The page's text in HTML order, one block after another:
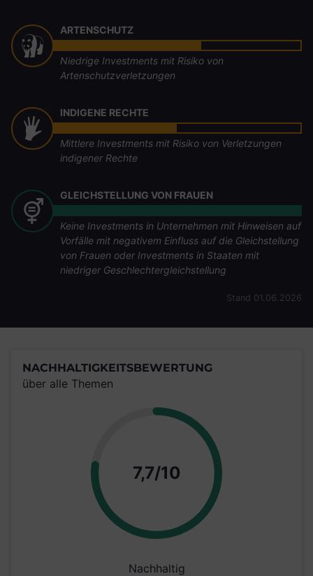
ARTENSCHUTZ
Niedrige Investments mit Risiko von
Artenschutzverletzungen
INDIGENE RECHTE
Mittlere Investments mit Risiko von Verletzungen
indigener Rechte
GLEICHSTELLUNG VON FRAUEN
Keine Investments in Unternehmen mit Hinweisen auf
Vorfälle mit negativem Einfluss auf die Gleichstellung
von Frauen oder Investments in Staaten mit
niedriger Geschlechtergleichstellung
Stand 01.06.2026
NACHHALTIGKEITSBEWERTUNG
über alle Themen
7,7/10 Punkte
Nachhaltig